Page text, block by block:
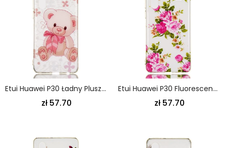
Etui Huawei P30 Ładny Pluszowy Miś Etui Ochronne
zł 57.70
Etui Huawei P30 Fluorescencyjne Kwiaty Wolności
zł 57.70